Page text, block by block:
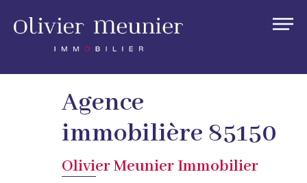
Agence
immobilière 85150
Olivier Meunier Immobilier